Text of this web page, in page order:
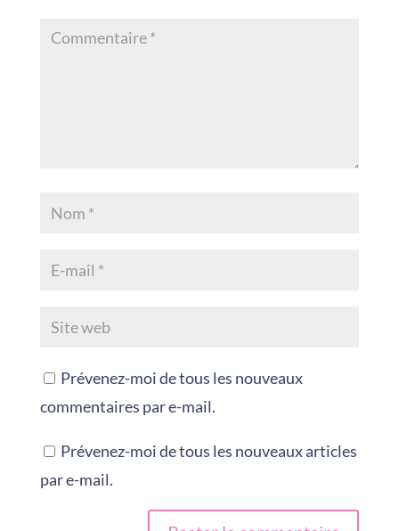
Prévenez-moi de tous les nouveaux
commentaires par e-mail.
Prévenez-moi de tous les nouveaux articles
par e-mail.